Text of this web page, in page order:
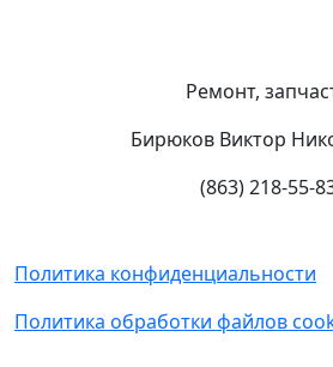
Ремонт,
Бирюков Виктор
(863) 218-55-
Политика конфиденциальности
Политика обработки файлов